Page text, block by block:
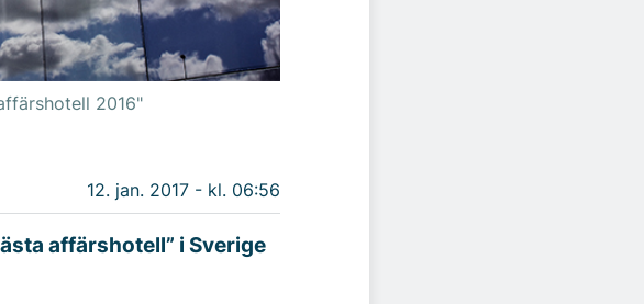
2016"
12. jan. 2017 - kl. 06:56
affärshotell” i Sverige